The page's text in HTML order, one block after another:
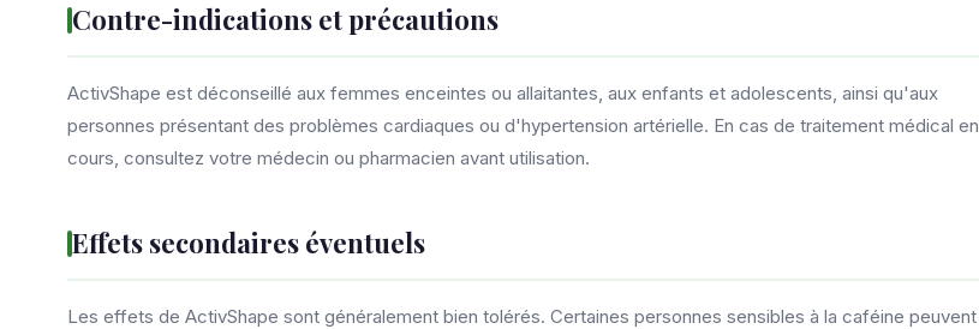
Contre-indications et précautions
ActivShape est déconseillé aux femmes enceintes ou allaitantes, aux enfants et adolescents, ainsi qu'aux
personnes présentant des problèmes cardiaques ou d'hypertension artérielle. En cas de traitement médical en
cours, consultez votre médecin ou pharmacien avant utilisation.
Effets secondaires éventuels
Les effets de ActivShape sont généralement bien tolérés. Certaines personnes sensibles à la caféine peuvent